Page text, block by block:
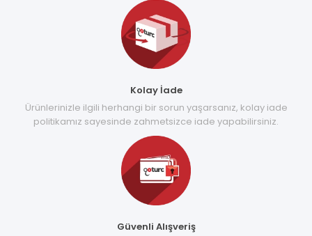
Kolay İade
Ürünlerinizle ilgili herhangi bir sorun yaşarsanız, kolay iade
politikamız sayesinde zahmetsizce iade yapabilirsiniz.
Güvenli Alışveriş